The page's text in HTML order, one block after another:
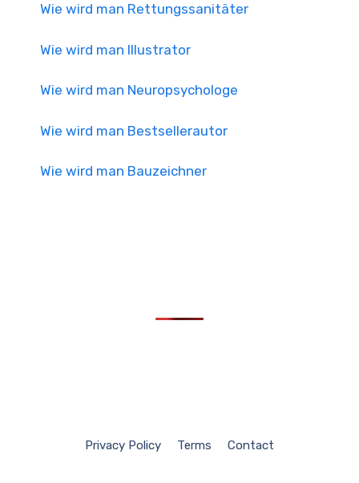
Wie wird man Rettungssanitäter
Wie wird man Illustrator
Wie wird man Neuropsychologe
Wie wird man Bestsellerautor
Wie wird man Bauzeichner
Privacy Policy Terms Contact